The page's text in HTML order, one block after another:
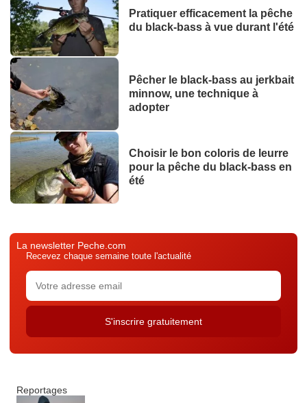
Pratiquer efficacement la pêche
du black-bass à vue durant l'été
Pêcher le black-bass au jerkbait
minnow, une technique à
adopter
Choisir le bon coloris de leurre
pour la pêche du black-bass en
été
La newsletter Peche.com
Recevez chaque semaine toute l'actualité
Reportages